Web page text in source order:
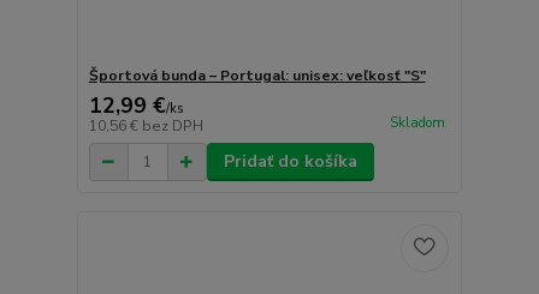
Športová bunda – Portugal: unisex: veľkosť "S"
12,99 €/ks
10,56 € bez DPH Skladom
Pridať do košíka